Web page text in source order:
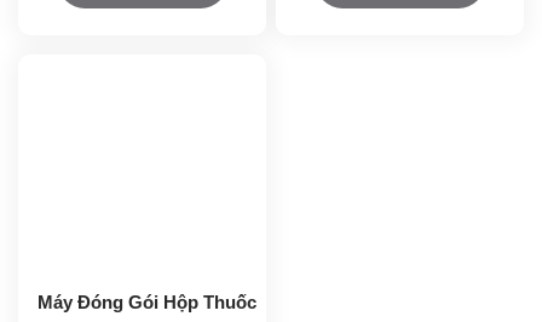
để thay đổi khuôn, và đáp
Máy Đóng Gói Hộp Thuốc